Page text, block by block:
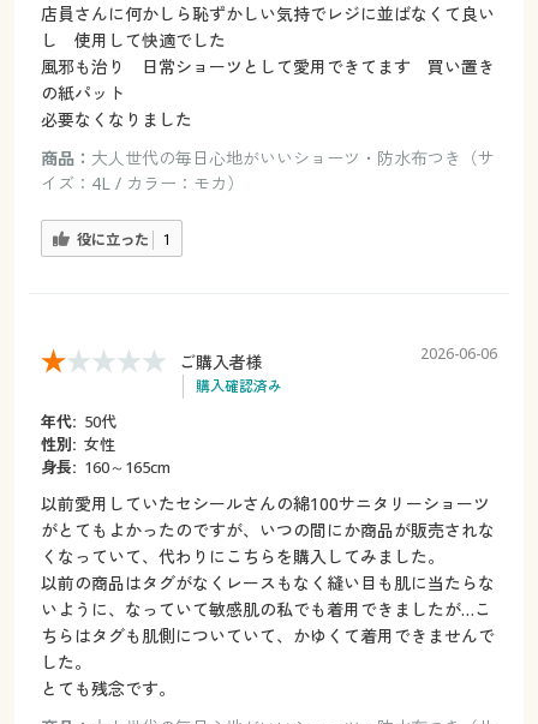
店員さんに何かしら恥ずかしい気持でレジに並ばなくて良い
し 使用して快適でした
風邪も治り 日常ショーツとして愛用できてます 買い置き
の紙パット
必要なくなりました
商品： 大人世代の毎日心地がいいショーツ・防水布つき（サ
イズ：4L / カラー：モカ）
役に立った 1
ご購入者様
購入確認済み
2026-06-06
年代: 50代
性別: 女性
身長: 160～165cm
以前愛用していたセシールさんの綿100サニタリーショーツ
がとてもよかったのですが、いつの間にか商品が販売されな
くなっていて、代わりにこちらを購入してみました。
以前の商品はタグがなくレースもなく縫い目も肌に当たらな
いように、なっていて敏感肌の私でも着用できましたが…こ
ちらはタグも肌側についていて、かゆくて着用できませんで
した。
とても残念です。